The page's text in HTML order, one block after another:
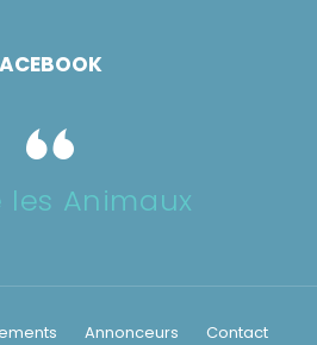
les Animaux
Annonceurs
Contact